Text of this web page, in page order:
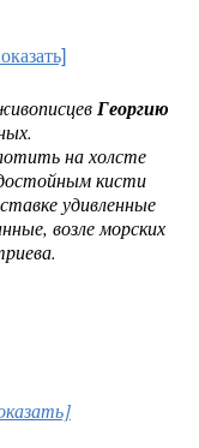
Георгию
на холсте
кисти
удивленные
возле морских